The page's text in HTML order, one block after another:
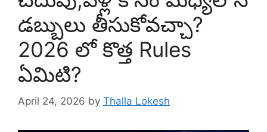
డబ్బులు తీసుకోవచ్చా?
2026 లో కొత్త Rules
ఏమిటి?
April 24, 2026 by Thalla Lokesh